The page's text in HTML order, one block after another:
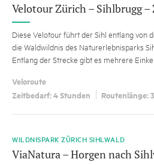
Velotour Zürich – Sihlbrugg –
Diese Velotour führt der Sihl entlang von
die Waldwildnis des Naturerlebnisparks
Entlang der Strecke gibt es mehrere
Veloroute
Zeitbedarf: 4 Stunden
Routenlänge:
WILDNISPARK ZÜRICH SIHLWALD
ViaNatura – Horgen nach